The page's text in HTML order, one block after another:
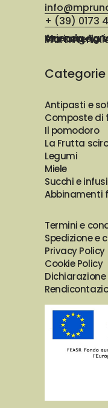
+ (39) 0173
Azienda Agricola Prunotto
Via Osteria
PARTITA
Categorie
Antipasti e
Composte di
Il pomodoro
La Frutta
Legumi
Miele
Succhi e infusi
Abbinamenti
Termini e
Spedizione e
Privacy Policy
Cookie Policy